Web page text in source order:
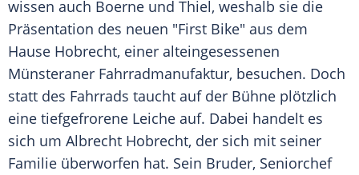
wissen auch Boerne und Thiel, weshalb sie die
Präsentation des neuen "First Bike" aus dem
Hause Hobrecht, einer alteingesessenen
Münsteraner Fahrradmanufaktur, besuchen. Doch
statt des Fahrrads taucht auf der Bühne plötzlich
eine tiefgefrorene Leiche auf. Dabei handelt es
sich um Albrecht Hobrecht, der sich mit seiner
Familie überworfen hat. Sein Bruder, Seniorchef